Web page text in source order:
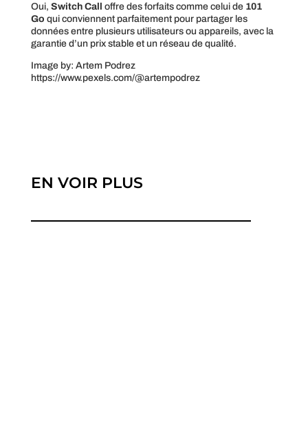
Oui, Switch Call offre des forfaits comme celui de 101
Go qui conviennent parfaitement pour partager les
données entre plusieurs utilisateurs ou appareils, avec la
garantie d’un prix stable et un réseau de qualité.
Image by: Artem Podrez
https://www.pexels.com/@artempodrez
EN VOIR PLUS